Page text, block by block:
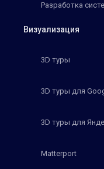
Разработка
Визуализация
3D туры
3D туры для
3D туры для
Matterport